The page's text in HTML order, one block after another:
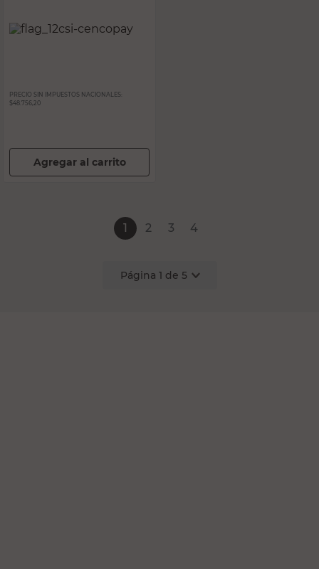
PRECIO SIN IMPUESTOS NACIONALES:
$48.756,20
Agregar al carrito
1 2 3 4
Página 1 de 5